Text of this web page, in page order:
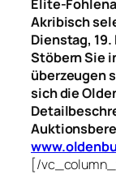
Elite-
Akribisch
Dienstag, 19.
Stöbern Sie
überzeugen
sich die
[/